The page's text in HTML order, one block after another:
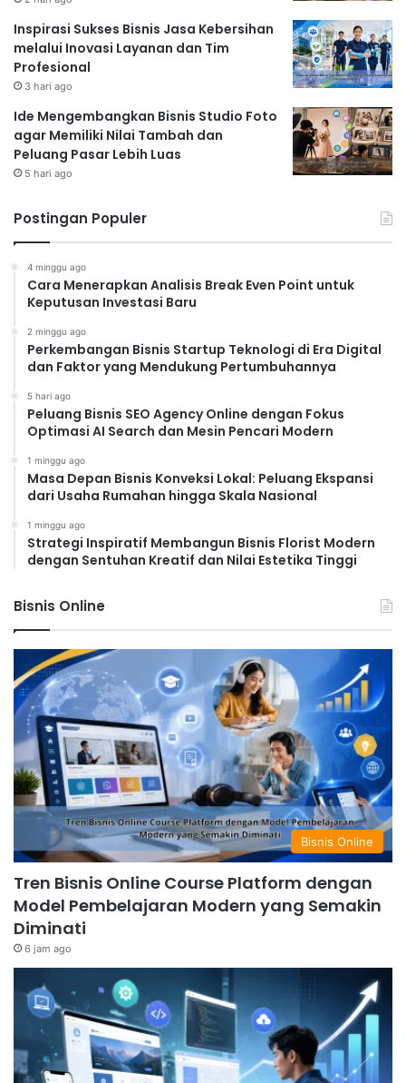
Inspirasi Sukses Bisnis Jasa Kebersihan
melalui Inovasi Layanan dan Tim
Profesional
3 hari ago
Ide Mengembangkan Bisnis Studio Foto
agar Memiliki Nilai Tambah dan
Peluang Pasar Lebih Luas
5 hari ago
Postingan Populer
4 minggu ago
Cara Menerapkan Analisis Break Even Point untuk
Keputusan Investasi Baru
2 minggu ago
Perkembangan Bisnis Startup Teknologi di Era Digital
dan Faktor yang Mendukung Pertumbuhannya
5 hari ago
Peluang Bisnis SEO Agency Online dengan Fokus
Optimasi AI Search dan Mesin Pencari Modern
1 minggu ago
Masa Depan Bisnis Konveksi Lokal: Peluang Ekspansi
dari Usaha Rumahan hingga Skala Nasional
1 minggu ago
Strategi Inspiratif Membangun Bisnis Florist Modern
dengan Sentuhan Kreatif dan Nilai Estetika Tinggi
Bisnis Online
Bisnis Online
Tren Bisnis Online Course Platform dengan
Model Pembelajaran Modern yang Semakin
Diminati
6 jam ago